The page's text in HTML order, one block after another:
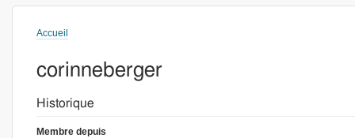
Vous êtes ici
Accueil
corinneberger
Historique
Membre depuis